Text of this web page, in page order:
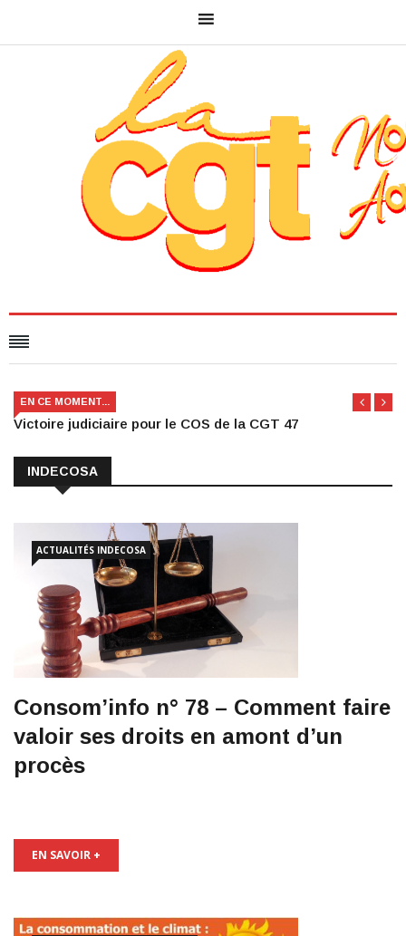
EN CE MOMENT...
Victoire judiciaire pour le COS de la CGT 47
INDECOSA
Consom’info n° 78 – Comment faire
valoir ses droits en amont d’un
procès
ACTUALITÉS INDECOSA
EN SAVOIR +